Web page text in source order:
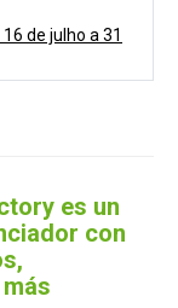
de julho a 31
es un
con